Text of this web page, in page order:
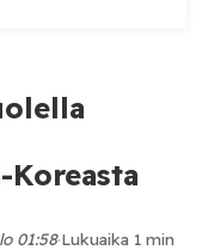
01:58·Lukuaika 1 min